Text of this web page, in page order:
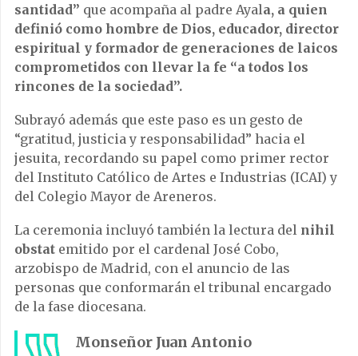
santidad” que acompaña al padre Ayala, a quien
definió como hombre de Dios, educador, director
espiritual y formador de generaciones de laicos
comprometidos con llevar la fe “a todos los
rincones de la sociedad”.
Subrayó además que este paso es un gesto de
“gratitud, justicia y responsabilidad” hacia el
jesuita, recordando su papel como primer rector
del Instituto Católico de Artes e Industrias (ICAI) y
del Colegio Mayor de Areneros.
La ceremonia incluyó también la lectura del nihil
obstat emitido por el cardenal José Cobo,
arzobispo de Madrid, con el anuncio de las
personas que conformarán el tribunal encargado
de la fase diocesana.
Monseñor Juan Antonio